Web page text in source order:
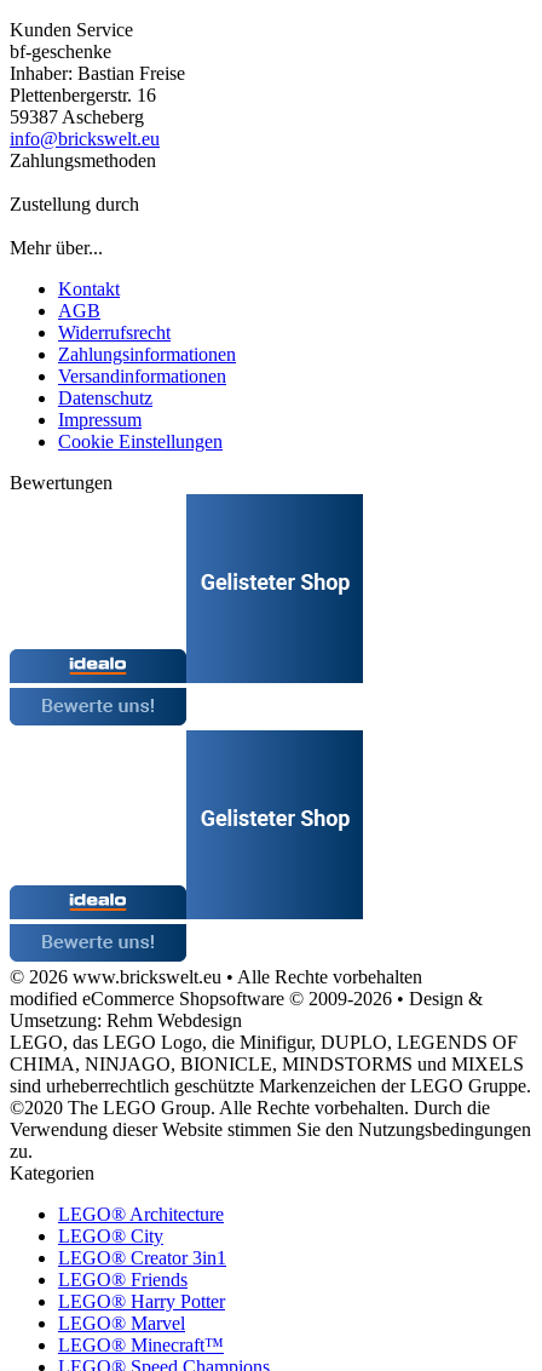
Kunden Service
bf-geschenke
Inhaber: Bastian Freise
Plettenbergerstr. 16
59387 Ascheberg
info@brickswelt.eu
Zahlungsmethoden
Zustellung durch
Mehr über...
Kontakt
AGB
Widerrufsrecht
Zahlungsinformationen
Versandinformationen
Datenschutz
Impressum
Cookie Einstellungen
Bewertungen
© 2026 www.brickswelt.eu • Alle Rechte vorbehalten
modified eCommerce Shopsoftware © 2009-2026 • Design &
Umsetzung: Rehm Webdesign
LEGO, das LEGO Logo, die Minifigur, DUPLO, LEGENDS OF
CHIMA, NINJAGO, BIONICLE, MINDSTORMS und MIXELS
sind urheberrechtlich geschützte Markenzeichen der LEGO Gruppe.
©2020 The LEGO Group. Alle Rechte vorbehalten. Durch die
Verwendung dieser Website stimmen Sie den Nutzungsbedingungen
zu.
Kategorien
LEGO® Architecture
LEGO® City
LEGO® Creator 3in1
LEGO® Friends
LEGO® Harry Potter
LEGO® Marvel
LEGO® Minecraft™
LEGO® Speed Champions